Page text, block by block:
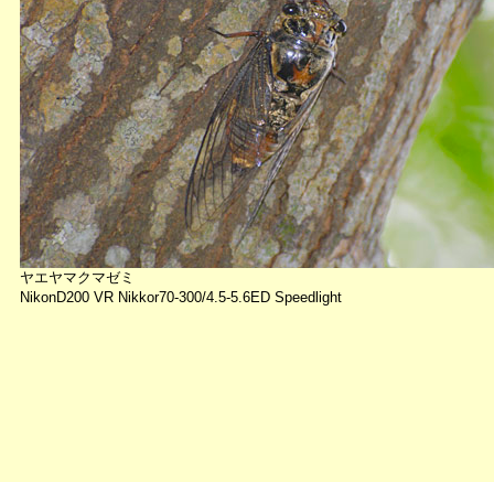
ヤエヤマクマゼミ
NikonD200 VR Nikkor70-300/4.5-5.6ED Speedlight